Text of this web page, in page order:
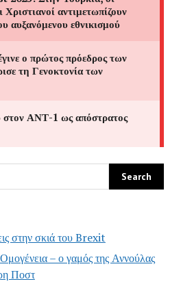
στην σκιά του Brexit
– ο γαμός της Αννούλας
Ποστ